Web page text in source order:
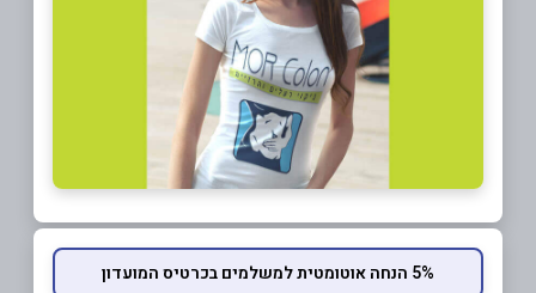
5% הנחה אוטומטית למשלמים בכרטיס המועדון